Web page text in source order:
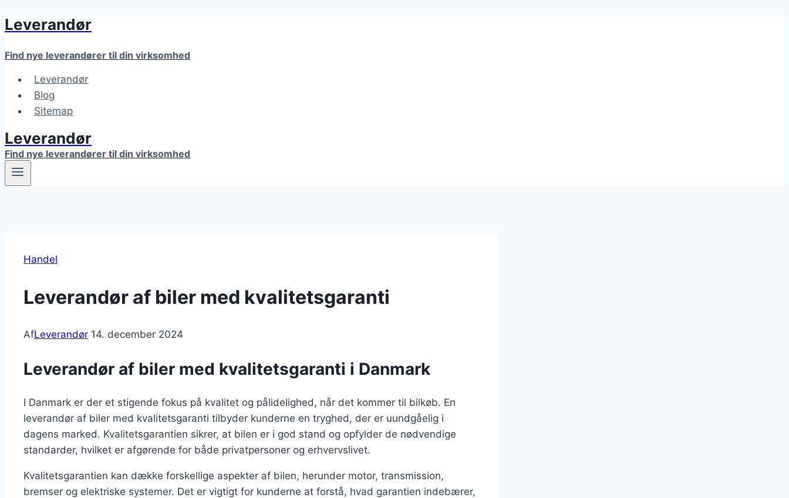
Fortsæt
indhold
Leverandør
Find nye leverandører til din virksomhed
Leverandør
Blog
Sitemap
Leverandør
Find nye leverandører til din virksomhed
Handel
Leverandør af biler med kvalitetsgaranti
AfLeverandør 14. december 2024
Leverandør af biler med kvalitetsgaranti i Danmark
I Danmark er der et stigende fokus på kvalitet og pålidelighed, når det kommer til bilkøb. En
leverandør af biler med kvalitetsgaranti tilbyder kunderne en tryghed, der er uundgåelig i
dagens marked. Kvalitetsgarantien sikrer, at bilen er i god stand og opfylder de nødvendige
standarder, hvilket er afgørende for både privatpersoner og erhvervslivet.
Kvalitetsgarantien kan dække forskellige aspekter af bilen, herunder motor, transmission,
bremser og elektriske systemer. Det er vigtigt for kunderne at forstå, hvad garantien indebærer,